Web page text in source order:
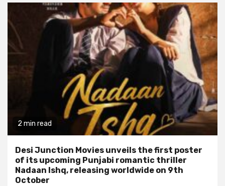
2 min read
Desi Junction Movies unveils the first poster
of its upcoming Punjabi romantic thriller
Nadaan Ishq, releasing worldwide on 9th
October